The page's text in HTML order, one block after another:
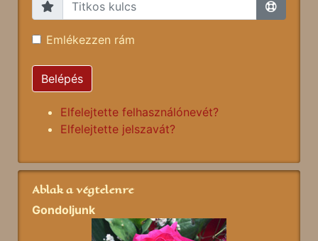
Emlékezzen rám
Belépés
Elfelejtette felhasználónevét?
Elfelejtette jelszavát?
Ablak a végtelenre
Gondoljunk